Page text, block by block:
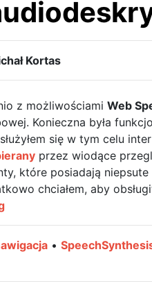
Kortas
z możliwościami Web
Konieczna była
się w tym celu
przez wiodące
które posiadają
chciałem, aby
Web
Speech
API
•